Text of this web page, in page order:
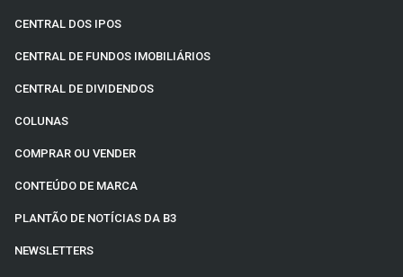
CENTRAL DOS IPOS
CENTRAL DE FUNDOS IMOBILIÁRIOS
CENTRAL DE DIVIDENDOS
COLUNAS
COMPRAR OU VENDER
CONTEÚDO DE MARCA
PLANTÃO DE NOTÍCIAS DA B3
NEWSLETTERS